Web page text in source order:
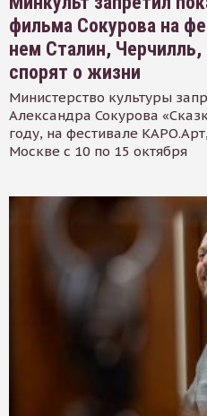
фильма Сокурова на
нем Сталин,
спорят о жизни
Министерство культуры
Александра Сокурова
году, на фестивале
Москве с 10 по 15 октября